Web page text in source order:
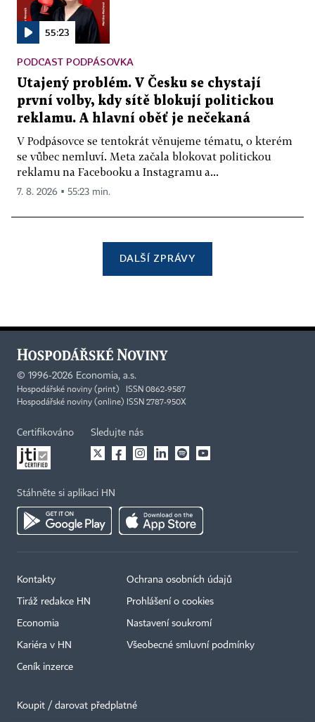
55:23
PODCAST PODPÁSOVKA
Utajený problém. V Česku se chystají
první volby, kdy sítě blokují politickou
reklamu. A hlavní oběť je nečekaná
V Podpásovce se tentokrát věnujeme tématu, o kterém
se vůbec nemluví. Meta začala blokovat politickou
reklamu na Facebooku a Instagramu a...
7. 8. 2026 ▪ 55:23 min.
DALŠÍ ZPRÁVY
© 1996-2026 Economia, a.s.
Hospodářské noviny (print) ISSN 0862-9587
Hospodářské noviny (online) ISSN 2787-950X
Certifikováno Sledujte nás
Stáhněte si aplikaci HN
Kontakty
Tiráž redakce HN
Economia
Kariéra v HN
Ceník inzerce
Ochrana osobních údajů
Prohlášení o cookies
Nastavení soukromí
Všeobecné smluvní podmínky
Koupit / darovat předplatné